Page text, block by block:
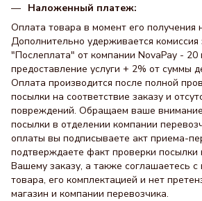
Наложенный платеж:
Оплата товара в момент его получения
Дополнительно удерживается комиссия
"Послеплата" от компании NovaPay - 20
предоставление услуги + 2% от суммы
Оплата производится после полной
посылки на соответствие заказу и
повреждений. Обращаем ваше
посылки в отделении компании
оплаты вы подписываете акт приема-
подтверждаете факт проверки посылки
Вашему заказу, а также соглашаетесь
товара, его комплектацией и нет
магазин и компании перевозчика.